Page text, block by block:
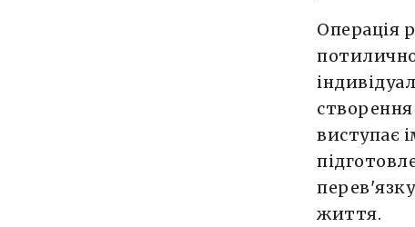
Операція
виступає
життя.